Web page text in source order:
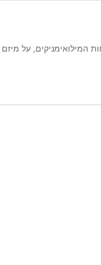
המילואימניקים, על